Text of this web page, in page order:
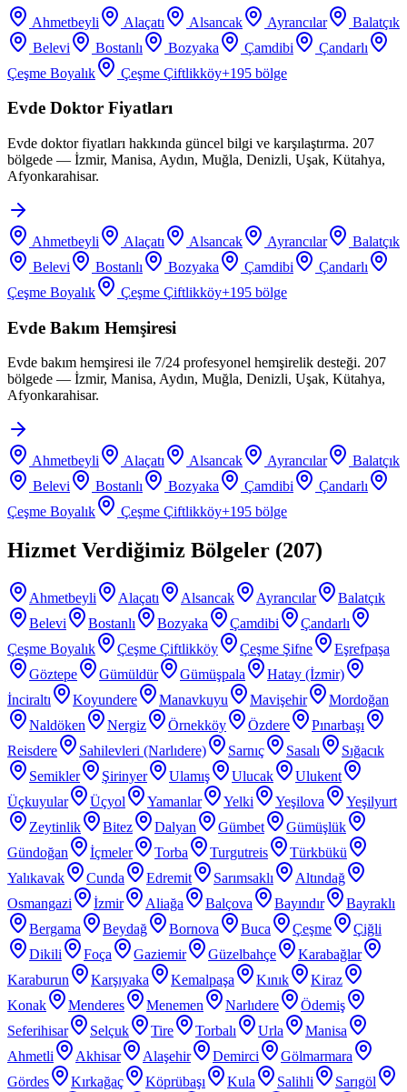
Ahmetbeyli Alaçatı Alsancak Ayrancılar
Balatçık
Belevi
Bostanlı Bozyaka Çamdibi
Çandarlı
Çeşme Boyalık
Çeşme Çiftlikköy+195 bölge
Evde Doktor Fiyatları
Evde doktor fiyatları hakkında güncel bilgi ve karşılaştırma. 207
bölgede — İzmir, Manisa, Aydın, Muğla, Denizli, Uşak, Kütahya,
Afyonkarahisar.
Ahmetbeyli Alaçatı Alsancak Ayrancılar
Balatçık
Belevi
Bostanlı Bozyaka Çamdibi
Çandarlı
Çeşme Boyalık
Çeşme Çiftlikköy+195 bölge
Evde Bakım Hemşiresi
Evde bakım hemşiresi ile 7/24 profesyonel hemşirelik desteği. 207
bölgede — İzmir, Manisa, Aydın, Muğla, Denizli, Uşak, Kütahya,
Afyonkarahisar.
Ahmetbeyli Alaçatı Alsancak Ayrancılar
Balatçık
Belevi
Bostanlı Bozyaka Çamdibi
Çandarlı
Çeşme Boyalık
Çeşme Çiftlikköy+195 bölge
Hizmet Verdiğimiz Bölgeler (207)
Ahmetbeyli Alaçatı Alsancak Ayrancılar
Balatçık
Belevi
Bostanlı Bozyaka Çamdibi
Çandarlı
Çeşme Boyalık
Çeşme Çiftlikköy Çeşme Şifne
Eşrefpaşa
Göztepe
Gümüldür Gümüşpala
Hatay (İzmir)
İnciraltı
Koyundere Manavkuyu Mavişehir
Mordoğan
Naldöken
Nergiz Örnekköy Özdere
Pınarbaşı
Reisdere
Sahilevleri (Narlıdere) Sarnıç Sasalı
Sığacık
Semikler
Şirinyer Ulamış Ulucak
Ulukent
Üçkuyular
Üçyol Yamanlar Yelki Yeşilova
Yeşilyurt
Zeytinlik
Bitez Dalyan Gümbet
Gümüşlük
Gündoğan
İçmeler Torba Turgutreis
Türkbükü
Yalıkavak
Cunda Edremit Sarımsaklı
Altındağ
Osmangazi
İzmir Aliağa Balçova Bayındır
Bayraklı
Bergama
Beydağ Bornova Buca Çeşme
Çiğli
Dikili
Foça Gaziemir Güzelbahçe
Karabağlar
Karaburun
Karşıyaka Kemalpaşa Kınık
Kiraz
Konak
Menderes Menemen Narlıdere
Ödemiş
Seferihisar
Selçuk Tire Torbalı Urla
Manisa
Ahmetli
Akhisar Alaşehir Demirci
Gölmarmara
Gördes
Kırkağaç Köprübaşı Kula Salihli
Sarıgöl